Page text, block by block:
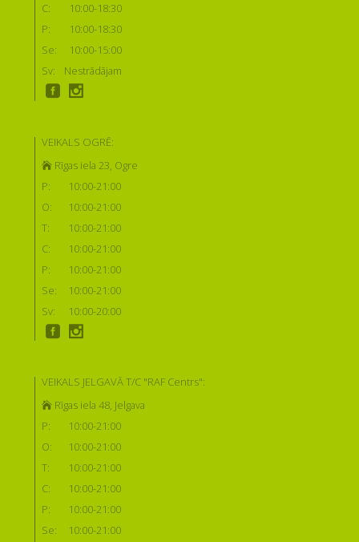
C:
10:00-18:30
P:
10:00-18:30
Se:
10:00-15:00
Sv:
Nestrādājam
VEIKALS OGRĒ:
Rīgas iela 23, Ogre
P:
10:00-21:00
O:
10:00-21:00
T:
10:00-21:00
C:
10:00-21:00
P:
10:00-21:00
Se:
10:00-21:00
Sv:
10:00-20:00
VEIKALS JELGAVĀ T/C "RAF Centrs":
Rīgas iela 48, Jelgava
P:
10:00-21:00
O:
10:00-21:00
T:
10:00-21:00
C:
10:00-21:00
P:
10:00-21:00
Se:
10:00-21:00